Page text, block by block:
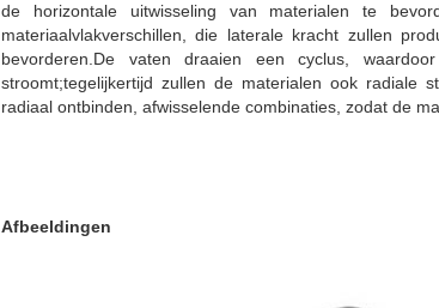
de horizontale uitwisseling van materialen te
materiaalvlakverschillen, die laterale kracht zullen
bevorderen.De vaten draaien een cyclus,
stroomt;tegelijkertijd zullen de materialen ook radiale
radiaal ontbinden, afwisselende combinaties, zodat de
Afbeeldingen